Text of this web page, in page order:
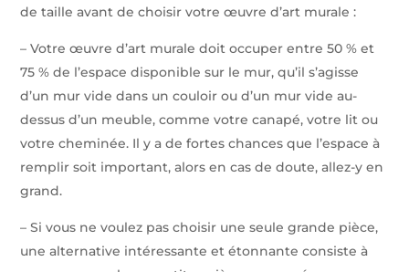
de taille avant de choisir votre œuvre d’art murale :
– Votre œuvre d’art murale doit occuper entre 50 % et
75 % de l’espace disponible sur le mur, qu’il s’agisse
d’un mur vide dans un couloir ou d’un mur vide au-
dessus d’un meuble, comme votre canapé, votre lit ou
votre cheminée. Il y a de fortes chances que l’espace à
remplir soit important, alors en cas de doute, allez-y en
grand.
– Si vous ne voulez pas choisir une seule grande pièce,
une alternative intéressante et étonnante consiste à